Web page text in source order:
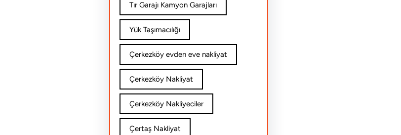
Tır Garajı Kamyon Garajları
Yük Taşımacılığı
Çerkezköy evden eve nakliyat
Çerkezköy Nakliyat
Çerkezköy Nakliyeciler
Çertaş Nakliyat